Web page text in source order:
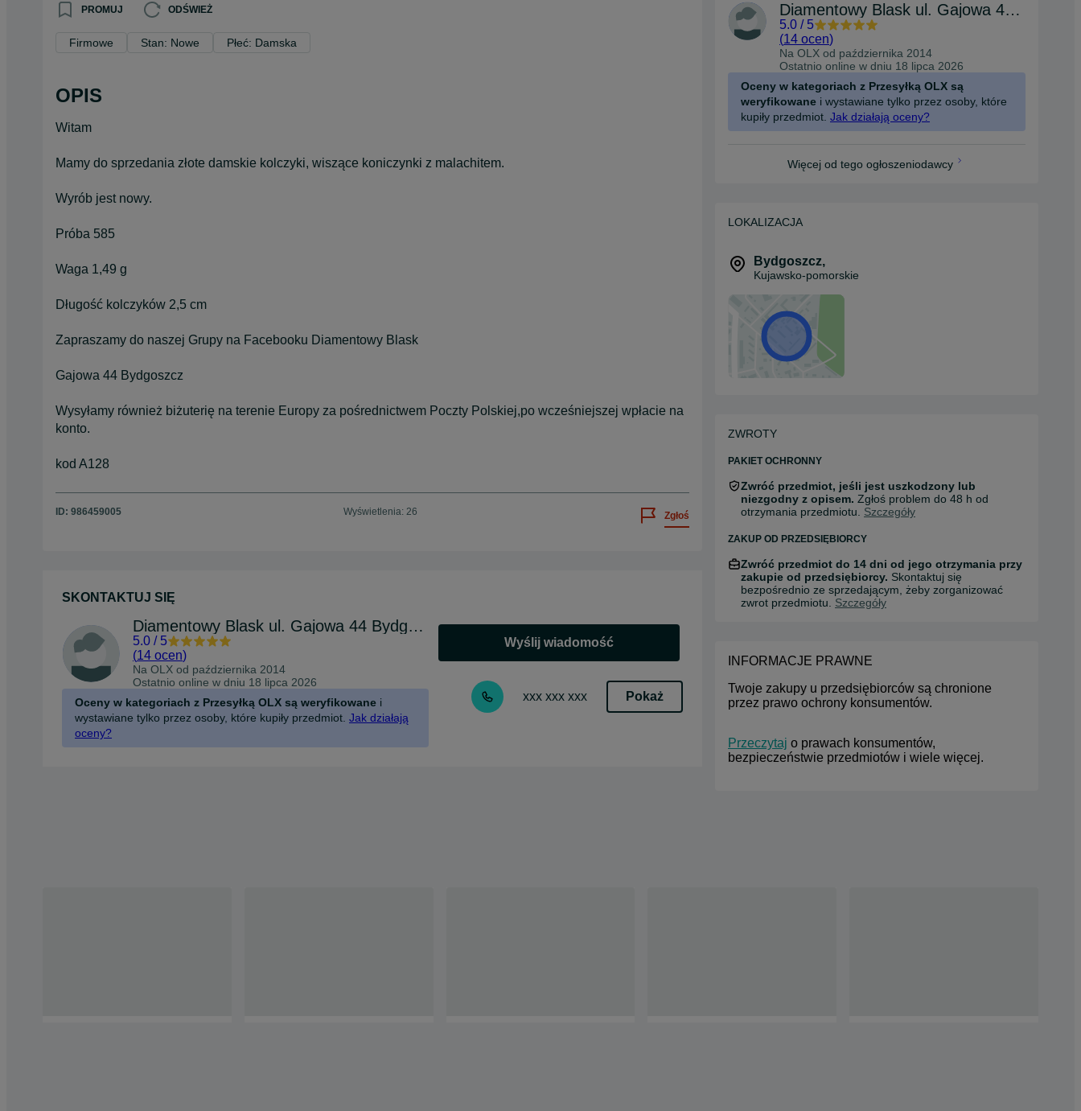
PROMUJ ODŚWIEŻ
Firmowe Stan: Nowe Płeć: Damska
OPIS
Witam
Mamy do sprzedania złote damskie kolczyki, wiszące koniczynki z malachitem.
Wyrób jest nowy.
Próba 585
Waga 1,49 g
Długość kolczyków 2,5 cm
Zapraszamy do naszej Grupy na Facebooku Diamentowy Blask
Gajowa 44 Bydgoszcz
Wysyłamy również biżuterię na terenie Europy za pośrednictwem Poczty Polskiej,po wcześniejszej wpłacie na
konto.
kod A128
ID: 986459005 Wyświetlenia: 26 Zgłoś
SKONTAKTUJ SIĘ
Diamentowy Blask ul. Gajowa 44 Bydgoszcz
5.0 / 5
(14 ocen)
Na OLX od października 2014
Ostatnio online w dniu 18 lipca 2026
Oceny w kategoriach z Przesyłką OLX są weryfikowane i
wystawiane tylko przez osoby, które kupiły przedmiot. Jak działają
oceny?
Wyślij wiadomość
xxx xxx xxx Pokaż
Diamentowy Blask ul. Gajowa 44 Bydgoszcz
5.0 / 5
(14 ocen)
Na OLX od października 2014
Ostatnio online w dniu 18 lipca 2026
Oceny w kategoriach z Przesyłką OLX są
weryfikowane i wystawiane tylko przez osoby, które
kupiły przedmiot. Jak działają oceny?
Więcej od tego ogłoszeniodawcy
LOKALIZACJA
Bydgoszcz,
Kujawsko-pomorskie
ZWROTY
PAKIET OCHRONNY
Zwróć przedmiot, jeśli jest uszkodzony lub
niezgodny z opisem. Zgłoś problem do 48 h od
otrzymania przedmiotu. Szczegóły
ZAKUP OD PRZEDSIĘBIORCY
Zwróć przedmiot do 14 dni od jego otrzymania przy
zakupie od przedsiębiorcy. Skontaktuj się
bezpośrednio ze sprzedającym, żeby zorganizować
zwrot przedmiotu. Szczegóły
INFORMACJE PRAWNE
Twoje zakupy u przedsiębiorców są chronione
przez prawo ochrony konsumentów.
Przeczytaj o prawach konsumentów,
bezpieczeństwie przedmiotów i wiele więcej.